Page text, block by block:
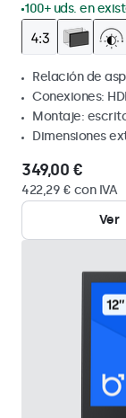
100+ uds. en
Relación de
Conexiones:
Montaje:
Dimensiones
349,00 €
422,29 € con IVA
Ver